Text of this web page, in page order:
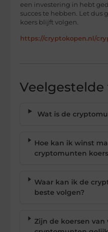
een investering in hebt
succes te hebben. Let dus
koers blijft volgen.
https://cryptokopen.nl/
Veelgestelde
Wat is de
Hoe kan ik winst
cryptomunten
Waar kan ik de
beste volgen?
Zijn de koersen van